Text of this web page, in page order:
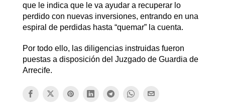
que le indica que le va ayudar a recuperar lo
perdido con nuevas inversiones, entrando en una
espiral de perdidas hasta “quemar” la cuenta.
Por todo ello, las diligencias instruidas fueron
puestas a disposición del Juzgado de Guardia de
Arrecife.